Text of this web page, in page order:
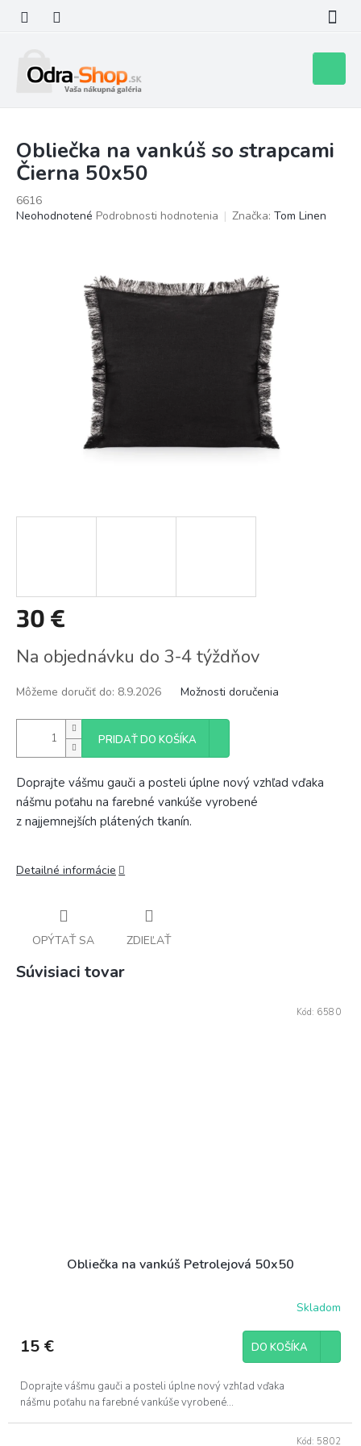
obsah
košík
Obliečka na vankúš so strapcami
Čierna 50x50
6616
Priemerné
Neohodnotené Podrobnosti hodnotenia Značka: Tom Linen
30 €
cena:
Na objednávku do 3-4 týždňov
Môžeme doručiť do: 8.9.2026 Možnosti doručenia
PRIDAŤ DO KOŠÍKA
Doprajte vášmu gauči a posteli úplne nový vzhľad vďaka
nášmu poťahu na farebné vankúše vyrobené
z najjemnejších plátených tkanín.
Detailné informácie
OPÝTAŤ SA ZDIEĽAŤ
Súvisiaci tovar
Obliečka na vankúš Petrolejová 50x50
Skladom
15 € DO KOŠÍKA
Doprajte vášmu gauči a posteli úplne nový vzhľad vďaka
nášmu poťahu na farebné vankúše vyrobené...
Kód: 6580
Kód: 5802